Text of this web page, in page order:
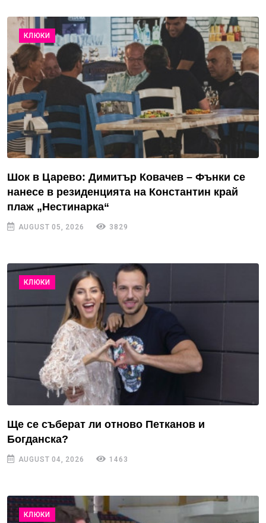
КЛЮКИ
Шок в Царево: Димитър Ковачев – Фънки се
нанесе в резиденцията на Константин край
плаж „Нестинарка“
AUGUST 05, 2026 3829
КЛЮКИ
Ще се съберат ли отново Петканов и
Богданска?
AUGUST 04, 2026 1463
КЛЮКИ